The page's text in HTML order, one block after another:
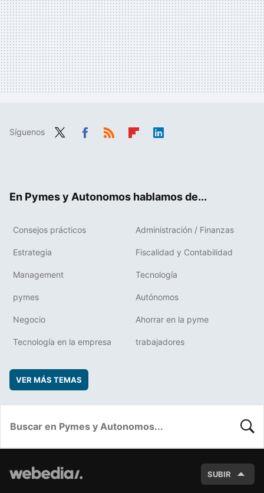
Síguenos
En Pymes y Autonomos hablamos de...
Consejos prácticos Administración / Finanzas
Estrategia Fiscalidad y Contabilidad
Management Tecnología
pymes Autónomos
Negocio Ahorrar en la pyme
Tecnología en la empresa trabajadores
VER MÁS TEMAS
SUBIR